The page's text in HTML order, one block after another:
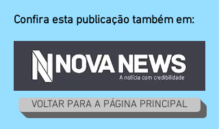
Confira esta publicação também em:
VOLTAR PARA A PÁGINA PRINCIPAL